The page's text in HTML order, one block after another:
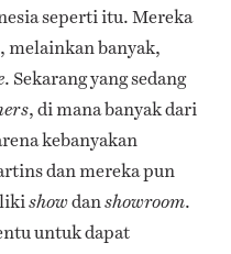
seperti itu. Mereka
melainkan banyak,
. Sekarang yang sedang
, di mana banyak dari
kebanyakan
dan mereka pun
showdanshowroom.
untuk dapat